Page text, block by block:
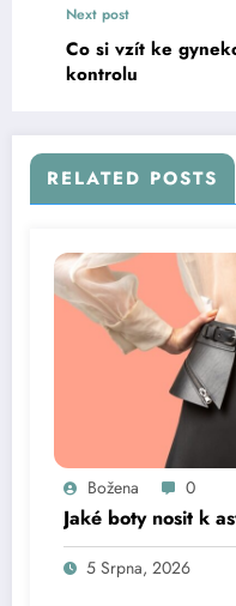
Next post
Co si vzít ke
kontrolu
RELATED POSTS
Božena 0
Jaké boty nosit k
5 Srpna, 2026